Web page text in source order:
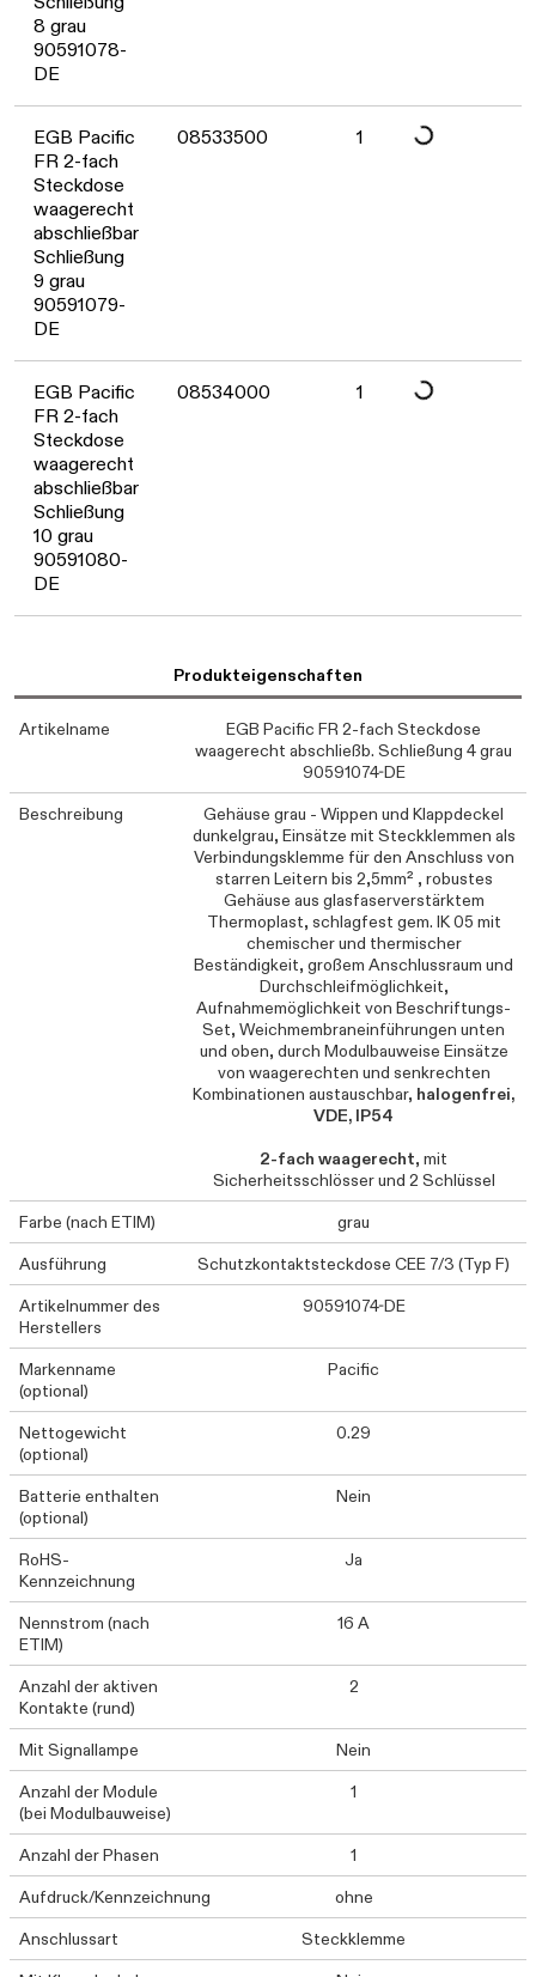
8 grau
90591078-
DE
EGB Pacific
FR 2-fach
Steckdose
waagerecht
abschließbar
Schließung
9 grau
90591079-
DE
08533500 1
EGB Pacific
FR 2-fach
Steckdose
waagerecht
abschließbar
Schließung
10 grau
90591080-
DE
08534000 1
Produkteigenschaften
Artikelname
EGB Pacific FR 2-fach Steckdose
waagerecht abschließb. Schließung 4 grau
90591074-DE
Beschreibung
Gehäuse grau - Wippen und Klappdeckel
dunkelgrau, Einsätze mit Steckklemmen als
Verbindungsklemme für den Anschluss von
starren Leitern bis 2,5mm² , robustes
Gehäuse aus glasfaserverstärktem
Thermoplast, schlagfest gem. IK 05 mit
chemischer und thermischer
Beständigkeit, großem Anschlussraum und
Durchschleifmöglichkeit,
Aufnahmemöglichkeit von Beschriftungs-
Set, Weichmembraneinführungen unten
und oben, durch Modulbauweise Einsätze
von waagerechten und senkrechten
Kombinationen austauschbar, halogenfrei,
VDE, IP54
2-fach waagerecht, mit
Sicherheitsschlösser und 2 Schlüssel
Farbe (nach ETIM)
grau
Ausführung
Schutzkontaktsteckdose CEE 7/3 (Typ F)
Artikelnummer des
Herstellers
90591074-DE
Markenname
(optional)
Pacific
Nettogewicht
(optional)
0.29
Batterie enthalten
(optional)
Nein
RoHS-
Kennzeichnung
Ja
Nennstrom (nach
ETIM)
16 A
Anzahl der aktiven
Kontakte (rund)
2
Mit Signallampe
Nein
Anzahl der Module
(bei Modulbauweise)
1
Anzahl der Phasen
1
Aufdruck/Kennzeichnung
ohne
Anschlussart
Steckklemme